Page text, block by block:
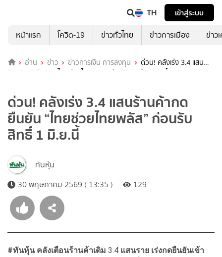
TH
เข้าสู่ระบบ
หน้าแรก
โควิด-19 ข่าวทั่วไทย ข่าวการเมือง ข่าว
อ่าน ข่าว ข่าวการเงิน การลงทุน
ด่วน! คลังเร่ง 3.4 แสน
ร้านค้ากดยืนยัน “ไทยช่วยไทยพลัส” ก่อนรับสิทธิ์ 1 มิ.ย.นี้
ด่วน! คลังเร่ง 3.4 แสนร้านค้ากด
ยืนยัน “ไทยช่วยไทยพลัส” ก่อนรับ
สิทธิ์ 1 มิ.ย.นี้
ทันหุ้น
30 พฤษภาคม 2569 ( 13:35 )
129
#ทันหุ้น คลังเตือนร้านค้าเดิม 3.4 แสนราย เร่งกดยืนยันเข้า